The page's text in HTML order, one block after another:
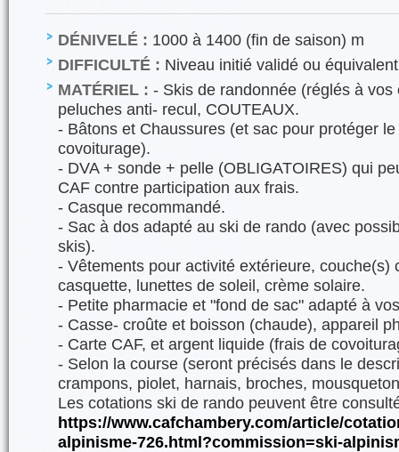
DÉNIVELÉ : 1000 à 1400 (fin de saison) m
DIFFICULTÉ : Niveau initié validé ou équivalent
MATÉRIEL : - Skis de randonnée (réglés à vos
peluches anti- recul, COUTEAUX.
- Bâtons et Chaussures (et sac pour protéger
covoiturage).
- DVA + sonde + pelle (OBLIGATOIRES) qui
CAF contre participation aux frais.
- Casque recommandé.
- Sac à dos adapté au ski de rando (avec
skis).
- Vêtements pour activité extérieure, couche(s)
casquette, lunettes de soleil, crème solaire.
- Petite pharmacie et "fond de sac" adapté à
- Casse- croûte et boisson (chaude), appareil
- Carte CAF, et argent liquide (frais de
- Selon la course (seront précisés dans le
crampons, piolet, harnais, broches,
Les cotations ski de rando peuvent être
https://www.cafchambery.com/article/
alpinisme-726.html?commission=ski-